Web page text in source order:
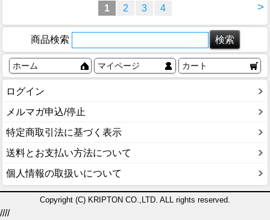
>
1 2 3 4
商品検索
ホーム マイページ カート
ログイン
メルマガ申込/停止
特定商取引法に基づく表示
送料とお支払い方法について
個人情報の取扱いについて
Copyright (C) KRIPTON CO.,LTD. ALL rights reserved.
////